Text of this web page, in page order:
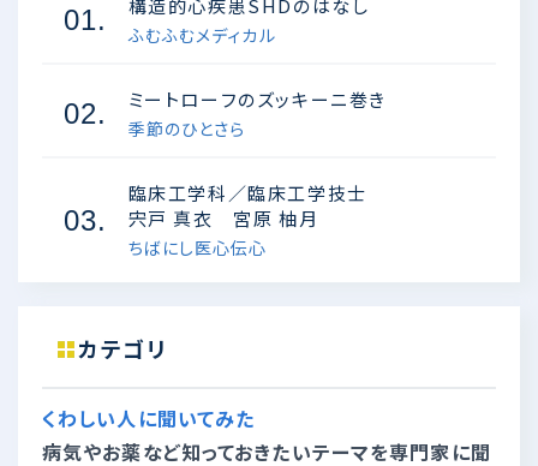
01. 構造的心疾患SHDのはなし
ふむふむメディカル
02. ミートローフのズッキーニ巻き
季節のひとさら
03.
臨床工学科／臨床工学技士
宍戸 真衣 宮原 柚月
ちばにし医心伝心
カテゴリ
くわしい人に聞いてみた
病気やお薬など知っておきたいテーマを専門家に聞